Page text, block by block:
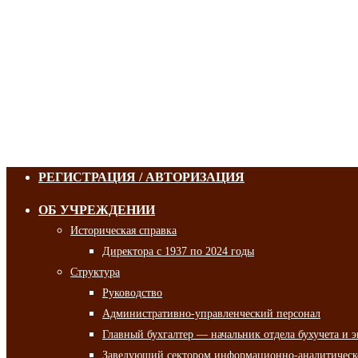
РЕГИСТРАЦИЯ / АВТОРИЗАЦИЯ
ОБ УЧРЕЖДЕНИИ
Историческая справка
Директора с 1937 по 2024 годы
Структура
Руководство
Административно-управленческий персонал
Главный бухгалтер — начальник отдела бухучета и
Заведующий сектором информационно-